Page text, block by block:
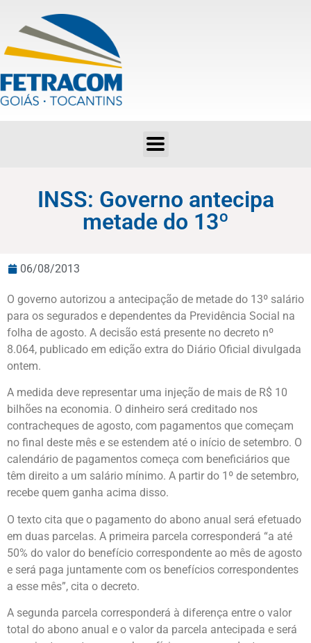
INSS: Governo antecipa
metade do 13º
06/08/2013
O governo autorizou a antecipação de metade do 13º salário
para os segurados e dependentes da Previdência Social na
folha de agosto. A decisão está presente no decreto nº
8.064, publicado em edição extra do Diário Oficial divulgada
ontem.
A medida deve representar uma injeção de mais de R$ 10
bilhões na economia. O dinheiro será creditado nos
contracheques de agosto, com pagamentos que começam
no final deste mês e se estendem até o início de setembro. O
calendário de pagamentos começa com beneficiários que
têm direito a um salário mínimo. A partir do 1º de setembro,
recebe quem ganha acima disso.
O texto cita que o pagamento do abono anual será efetuado
em duas parcelas. A primeira parcela corresponderá “a até
50% do valor do benefício correspondente ao mês de agosto
e será paga juntamente com os benefícios correspondentes
a esse mês”, cita o decreto.
A segunda parcela corresponderá à diferença entre o valor
total do abono anual e o valor da parcela antecipada e será